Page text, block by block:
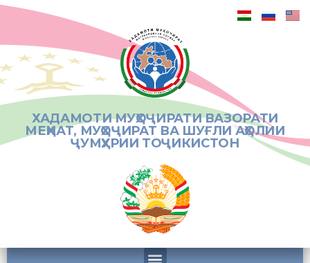
ХАДАМОТИ МУҲОҶИРАТИ ВАЗОРАТИ
МЕҲНАТ, МУҲОҶИРАТ ВА ШУҒЛИ АҲОЛИИ
ҶУМҲУРИИ ТОҶИКИСТОН